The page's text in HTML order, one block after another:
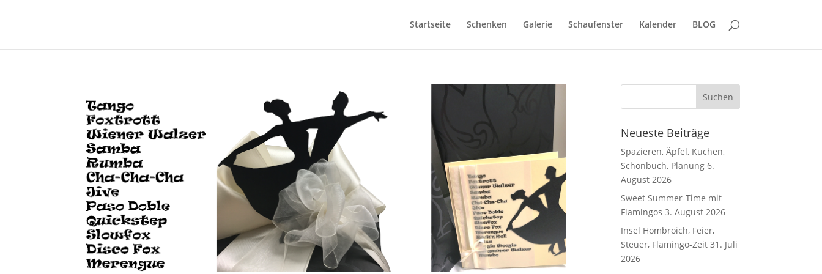
Startseite Schenken Galerie Schaufenster Kalender BLOG
Neueste Beiträge
Spazieren, Äpfel, Kuchen,
Schönbuch, Planung 6.
August 2026
Sweet Summer-Time mit
Flamingos 3. August 2026
Insel Hombroich, Feier,
Steuer, Flamingo-Zeit 31. Juli
2026